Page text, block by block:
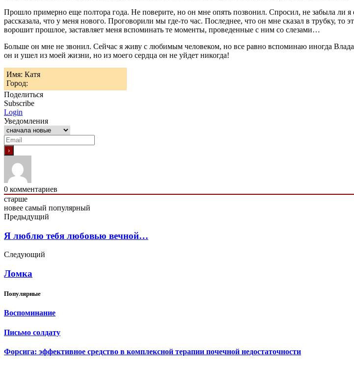
Прошло примерно еще полтора года. Не поверите, но он мне опять позвонил. Спросил, не забыла ли
рассказала, что у меня нового. Проговорили мы где-то час. Последнее, что он мне сказал в трубку,
ворошит прошлое, заставляет меня вспоминать те моменты, проведенные с ним со слезами…
Больше он мне не звонил. Сейчас я живу с любимым человеком, но все равно вспоминаю иногда
он и ушел из моей жизни, но из моего сердца он не уйдет никогда!
Имя: Катя
Город:
Поделиться
Subscribe
Login
Уведомления
0 комментариев
старше
новее самый популярный
Предыдущий
Я люблю тебя любовью вечной…
Следующий
Ломка
Популярные
Воспоминание
Письмо солдату
Форсига: эффективное средство в комплексной терапии почечной недостаточности